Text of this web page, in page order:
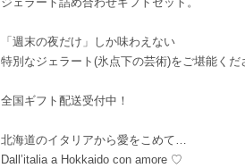
「週末の夜だけ」しか味わえない
特別なジェラート(氷点下の芸術)をご堪能くだ
全国ギフト配送受付中！
北海道のイタリアから愛をこめて…
Dall’italia a Hokkaido con amore ♡